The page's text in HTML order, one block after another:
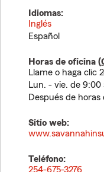
Idiomas:
Inglés
Español
Horas de oficina (
Llame o haga clic
Lun. - vie. de
Después de
Sitio web:
Teléfono:
254-675-3276